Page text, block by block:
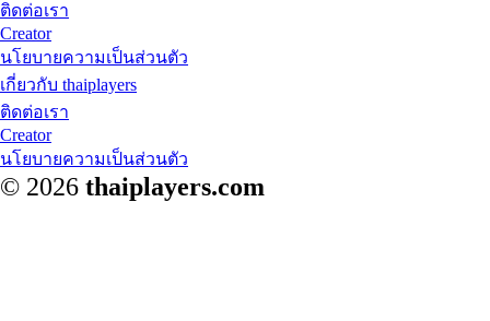
ติดต่อเรา
Creator
นโยบายความเป็นส่วนตัว
เกี่ยวกับ thaiplayers
ติดต่อเรา
Creator
นโยบายความเป็นส่วนตัว
© 2026 thaiplayers.com